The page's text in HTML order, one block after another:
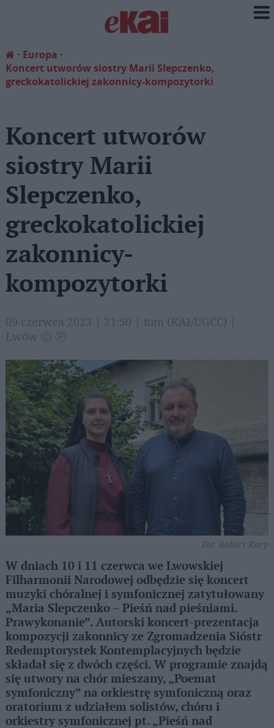
Europa
Koncert utworów siostry Marii Slepczenko,
greckokatolickiej zakonnicy-kompozytorki
Koncert utworów
siostry Marii
Slepczenko,
greckokatolickiej
zakonnicy-
kompozytorki
09 czerwca 2023 | 21:50 | tom (KAI/UGCC) |
Lwów Ⓒ Ⓟ
Fot. Robert Karp
W dniach 10 i 11 czerwca we Lwowskiej
Filharmonii Narodowej odbędzie się koncert
muzyki chóralnej i symfonicznej zatytułowany
„Maria Slepczenko – Pieśń nad pieśniami.
Prawykonanie”. Autorski koncert-prezentacja
kompozycji zakonnicy ze Zgromadzenia Sióstr
Redemptorystek Kontemplacyjnych będzie
składał się z dwóch części. W programie znajdą
się utwory na chór mieszany, „Poemat
symfoniczny” na orkiestrę symfoniczną oraz
oratorium z udziałem solistów, chóru i
orkiestry symfonicznej pt. „Pieśń nad